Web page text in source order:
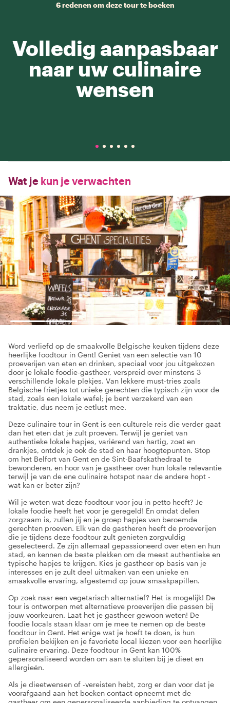
6 redenen om deze tour te boeken
Volledig aanpasbaar
naar uw culinaire
wensen
Wat je kun je verwachten
Word verliefd op de smaakvolle Belgische keuken tijdens deze
heerlijke foodtour in Gent! Geniet van een selectie van 10
proeverijen van eten en drinken, speciaal voor jou uitgekozen
door je lokale foodie-gastheer, verspreid over minstens 3
verschillende lokale plekjes. Van lekkere must-tries zoals
Belgische frietjes tot unieke gerechten die typisch zijn voor de
stad, zoals een lokale wafel; je bent verzekerd van een
traktatie, dus neem je eetlust mee.
Deze culinaire tour in Gent is een culturele reis die verder gaat
dan het eten dat je zult proeven. Terwijl je geniet van
authentieke lokale hapjes, variërend van hartig, zoet en
drankjes, ontdek je ook de stad en haar hoogtepunten. Stop
om het Belfort van Gent en de Sint-Baafskathedraal te
bewonderen, en hoor van je gastheer over hun lokale relevantie
terwijl je van de ene culinaire hotspot naar de andere hopt -
wat kan er beter zijn?
Wil je weten wat deze foodtour voor jou in petto heeft? Je
lokale foodie heeft het voor je geregeld! En omdat delen
zorgzaam is, zullen jij en je groep hapjes van beroemde
gerechten proeven. Elk van de gastheren heeft de proeverijen
die je tijdens deze foodtour zult genieten zorgvuldig
geselecteerd. Ze zijn allemaal gepassioneerd over eten en hun
stad, en kennen de beste plekken om de meest authentieke en
typische hapjes te krijgen. Kies je gastheer op basis van je
interesses en je zult deel uitmaken van een unieke en
smaakvolle ervaring, afgestemd op jouw smaakpapillen.
Op zoek naar een vegetarisch alternatief? Het is mogelijk! De
tour is ontworpen met alternatieve proeverijen die passen bij
jouw voorkeuren. Laat het je gastheer gewoon weten! De
foodie locals staan klaar om je mee te nemen op de beste
foodtour in Gent. Het enige wat je hoeft te doen, is hun
profielen bekijken en je favoriete local kiezen voor een heerlijke
culinaire ervaring. Deze foodtour in Gent kan 100%
gepersonaliseerd worden om aan te sluiten bij je dieet en
allergieën.
Als je dieetwensen of -vereisten hebt, zorg er dan voor dat je
voorafgaand aan het boeken contact opneemt met de